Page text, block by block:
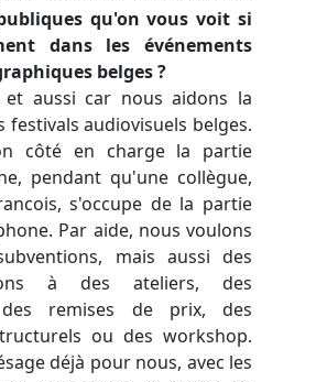
qu'on vous voit si
dans les événements
belges ?
et aussi car nous aidons la
festivals audiovisuels belges.
côté en charge la partie
pendant qu'une collègue,
s'occupe de la partie
Par aide, nous voulons
mais aussi des
à des ateliers, des
des remises de prix, des
ou des workshop.
déjà pour nous, avec les